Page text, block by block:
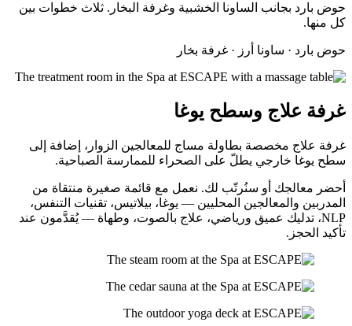
حوض بارد بجانب الساونا الخشبية وغرفة البخار. ثلاث خطوات بين
كل منها.
حوض بارد · ساونا أرز · غرفة بخار
غرفة علاج وسطح يوغا
غرفة علاج مخصصة بطاولة مساج للمعالجين الزوار، إضافة إلى
سطح يوغا خارجي يطلّ على الصحراء للممارسة الصباحية.
أحضر معالجك أو سنُرتّب لك. نعمل مع قائمة صغيرة منتقاة من
المدربين والمعالجين المحليين — يوغا، بيلاتيس، تقنيات التنفس،
NLP، تدليك عميق ورياضي، علاج بالصوت، وطهاة — يُقدَّمون عند
تأكيد الحجز.